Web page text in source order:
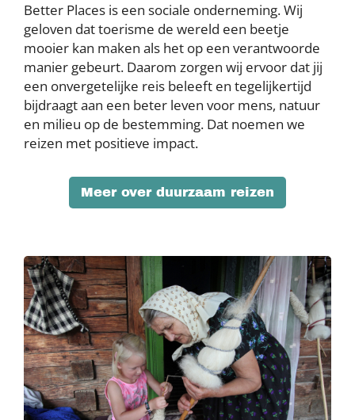
Better Places is een sociale onderneming. Wij
geloven dat toerisme de wereld een beetje
mooier kan maken als het op een verantwoorde
manier gebeurt. Daarom zorgen wij ervoor dat jij
een onvergetelijke reis beleeft en tegelijkertijd
bijdraagt aan een beter leven voor mens, natuur
en milieu op de bestemming. Dat noemen we
reizen met positieve impact.
Meer over duurzaam reizen